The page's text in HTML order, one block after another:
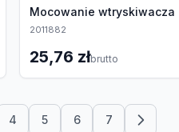
Mocowanie wtryskiwacza
2011882
25,76 złbrutto
4 5 6 7